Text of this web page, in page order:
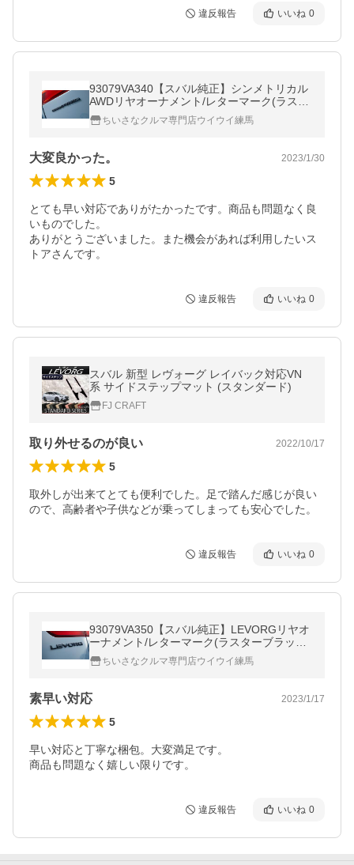
違反報告 いいね 0
93079VA340【スバル純正】シンメトリカル
AWDリヤオーナメント/レターマーク(ラスタ
ーブラック) レヴォーグ(VM)Advantage Lin
e用ちいさなクルマ専門店ウイウイ練馬
大変良かった。 2023/1/30
5
とても早い対応でありがたかったです。商品も問題なく良
いものでした。
ありがとうございました。また機会があれば利用したいス
トアさんです。
違反報告 いいね 0
スバル 新型 レヴォーグ レイバック対応VN
系 サイドステップマット (スタンダード)
FJ CRAFT
取り外せるのが良い 2022/10/17
5
取外しが出来てとても便利でした。足で踏んだ感じが良い
ので、高齢者や子供などが乗ってしまっても安心でした。
違反報告 いいね 0
93079VA350【スバル純正】LEVORGリヤオ
ーナメント/レターマーク(ラスターブラック)
レヴォーグ(VM)Advantage Line用
ちいさなクルマ専門店ウイウイ練馬
素早い対応 2023/1/17
5
早い対応と丁寧な梱包。大変満足です。
商品も問題なく嬉しい限りです。
違反報告 いいね 0